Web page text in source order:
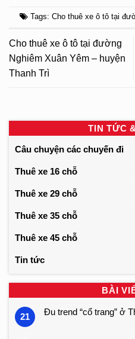
Tags: Cho thuê xe ô tô tại
Cho thuê xe ô tô tại đường
Nghiêm Xuân Yêm – huyện
Thanh Trì
TIN TỨC
Câu chuyện các chuyến đi
Thuê xe 16 chỗ
Thuê xe 29 chỗ
Thuê xe 35 chỗ
Thuê xe 45 chỗ
Tin tức
BÀI
21 Đu trend “cổ trang” ở